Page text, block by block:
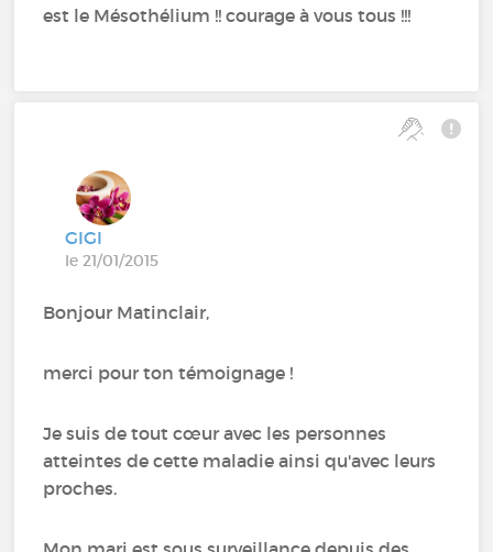
est le Mésothélium !! courage à vous tous !!!
GIGI
le 21/01/2015
Bonjour Matinclair,
merci pour ton témoignage !
Je suis de tout cœur avec les personnes
atteintes de cette maladie ainsi qu'avec leurs
proches.